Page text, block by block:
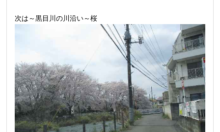
次は～黒目川の川沿い～桜